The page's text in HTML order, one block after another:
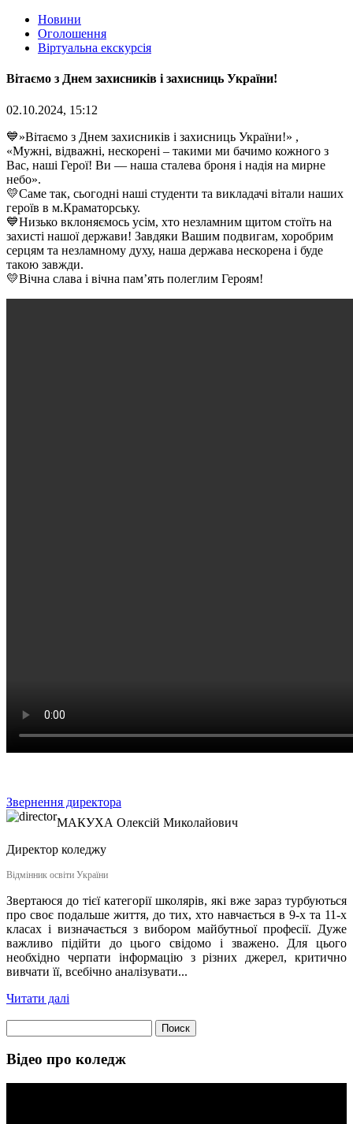
Новини
Оголошення
Віртуальна екскурсія
Вітаємо з Днем захисників і захисниць України!
02.10.2024, 15:12
💙»Вітаємо з Днем захисників і захисниць України!» ,
«Мужні, відважні, нескорені – такими ми бачимо кожного з
Вас, наші Герої! Ви — наша сталева броня і надія на мирне
небо».
💛Саме так, сьогодні наші студенти та викладачі вітали наших
героїв в м.Краматорську.
💙Низько вклоняємось усім, хто незламним щитом стоїть на
захисті нашої держави! Завдяки Вашим подвигам, хоробрим
серцям та незламному духу, наша держава нескорена і буде
такою завжди.
💛Вічна слава і вічна пам’ять полеглим Героям!
Звернення директора
МАКУХА Олексій Миколайович
Директор коледжу
Відмінник освіти України
Звертаюся до тієї категорії школярів, які вже зараз турбуються
про своє подальше життя, до тих, хто навчається в 9-х та 11-х
класах і визначається з вибором майбутньої професії. Дуже
важливо підійти до цього свідомо і зважено. Для цього
необхідно черпати інформацію з різних джерел, критично
вивчати її, всебічно аналізувати...
Читати далі
Відео про коледж